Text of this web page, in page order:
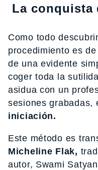
La conquista
Como todo
procedimiento es
de una evidente
coger toda la
asidua con un
sesiones grabadas,
iniciación.
Este método es
Micheline Flak,
autor, Swami